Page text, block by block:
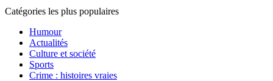
Catégories les plus populaires
Humour
Actualités
Culture et société
Sports
Crime : histoires vraies